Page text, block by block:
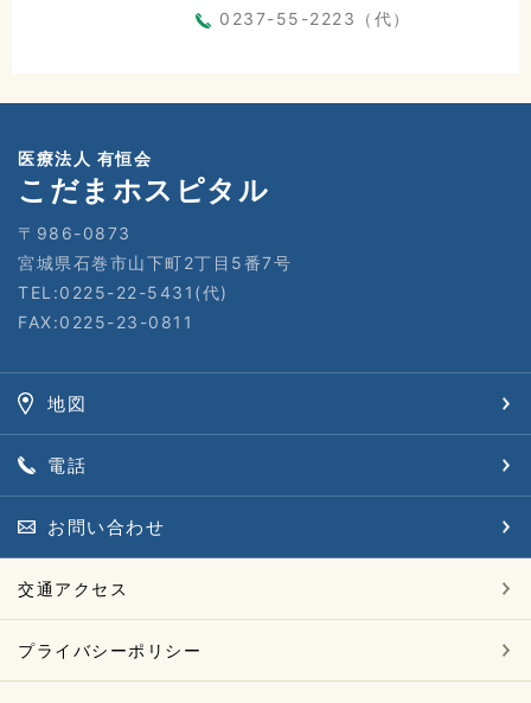
0237-55-2223（代）
医療法人 有恒会
こだまホスピタル
〒986-0873
宮城県石巻市山下町2丁目5番7号
TEL:0225-22-5431(代)
FAX:0225-23-0811
地図
電話
お問い合わせ
交通アクセス
プライバシーポリシー